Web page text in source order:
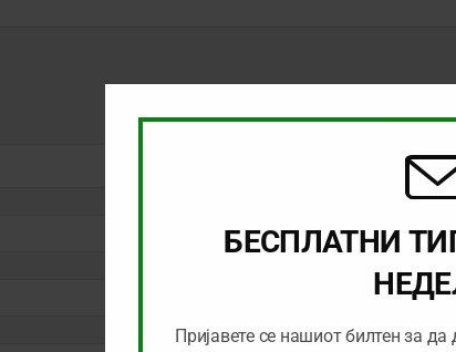
БЕСПЛАТНИ
Пријавете се нашиот билтен за